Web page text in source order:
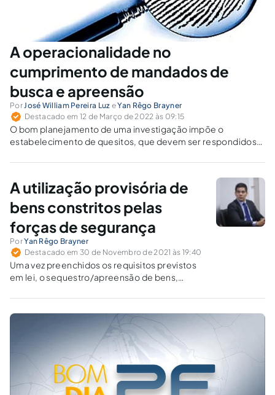
A operacionalidade no
cumprimento de mandados de
busca e apreensão
Por José William Pereira Luz eYan Rêgo Brayner
Destacado em 12 de Março de 2022 às 09:15
O bom planejamento de uma investigação impõe o
estabelecimento de quesitos, que devem ser respondidos
apreensão, devem ser produzidos alguns quesitos,
antecipando-se ao ataque a que a investigação e a prova
serão submetidos através do contraditório judicial.
A utilização provisória de
bens constritos pelas
forças de segurança
PorYan Rêgo Brayner
Destacado em 30 de Novembro de 2021 às 19:40
Uma vez preenchidos os requisitos previstos
em lei, o sequestro/apreensão de bens,
sua posterior utilização provisória pelas forças
de segurança, se revela alternativa eficaz,